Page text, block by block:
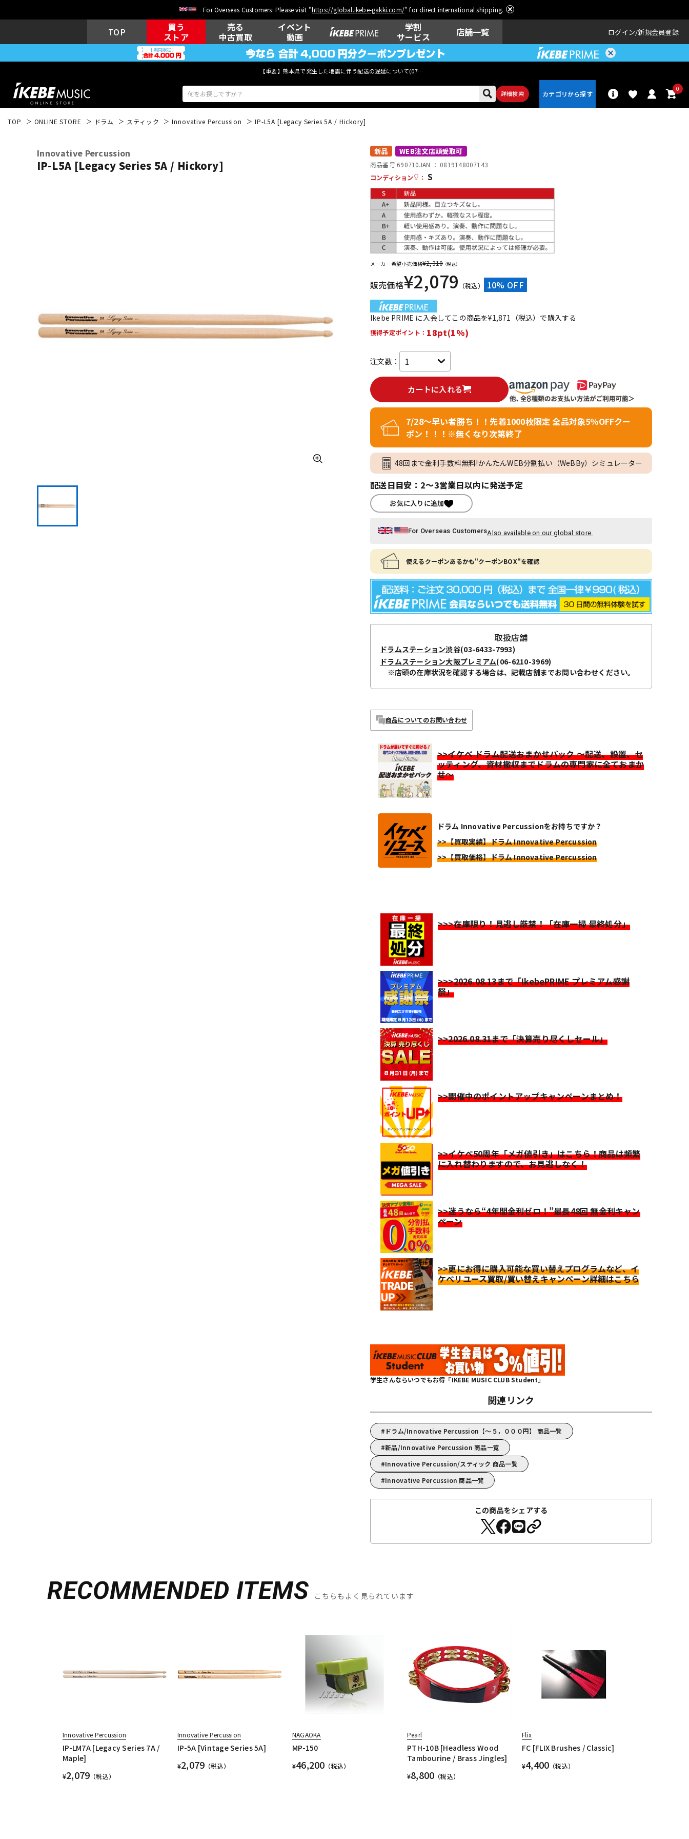
For Overseas Customers: Please visit "https://global.ikebe-gakki.com/" for direct international shipping.
TOP
買う
ストア
売る
中古買取
イベント
動画
学割
サービス
店舗一覧 ログイン 新規会員登録
【重要】熊本県で発生した地震に伴う配送の遅延について(07月29日
詳細検索
0
ウクレレ
その他楽器
レコーディン
グ機器
配信/ライブ
機器
TOP ONLINE STORE ドラム スティック Innovative Percussion IP-L5A [Legacy Series 5A / Hickory]
Innovative Percussion
IP-L5A [Legacy Series 5A / Hickory]
新品 WEB注文店頭受取可
商品番号 690710JAN ： 0819148007143
コンディション
： S
メーカー希望小売価格¥2,310 （税込）
販売価格¥2,079 （税込） 10% OFF
Ikebe PRIME に入会してこの商品を¥1,871（税込）で購入する
獲得予定ポイント： 18pt(1%)
注文数：
カートに入れる
7/28～早い者勝ち！！先着1000枚限定 全品対象5％OFFクー
ポン！！！※無くなり次第終了
48回まで金利手数料無料!かんたんWEB分割払い（WeBBy）シミュレーター
配送日目安：2～3営業日以内に発送予定
お気に入りに追加
For Overseas CustomersAlso available on our global store.
使えるクーポンあるかも"クーポンBOX"を確認
取扱店舗
ドラムステーション渋谷(03-6433-7993)
ドラムステーション大阪プレミアム(06-6210-3969)
※店頭の在庫状況を確認する場合は、記載店舗までお問い合わせください。
商品についてのお問い合わせ
>>イケベ ドラム配送おまかせパック ～配送、設置、セ
ッティング、資材撤収までドラムの専門家に全ておまか
せ～
ドラム Innovative Percussionをお持ちですか？
>>【買取実績】ドラム Innovative Percussion
>>【買取価格】ドラム Innovative Percussion
>>>在庫限り！見逃し厳禁！「在庫一掃 最終処分」
>>>2026.08.13まで「IkebePRIME プレミアム感謝
祭」
>>2026.08.31まで「決算売り尽くしセール」
>>開催中のポイントアップキャンペーンまとめ！
>>イケベ50周年「メガ値引き」はこちら！商品は頻繁
に入れ替わりますので、お見逃しなく！
>>迷うなら“4年間金利ゼロ！”最長48回 無金利キャン
ペーン
>>更にお得に購入可能な買い替えプログラムなど、イ
ケベリユース買取/買い替えキャンペーン詳細はこちら
学生さんならいつでもお得『IKEBE MUSIC CLUB Student』
関連リンク
ドラム/Innovative Percussion【～５，０００円】 商品一覧
新品/Innovative Percussion 商品一覧
Innovative Percussion/スティック 商品一覧
Innovative Percussion 商品一覧
この商品をシェアする
RECOMMENDED ITEMS こちらもよく見られています
Innovative Percussion
IP-LM7A [Legacy Series 7A /
Maple]
¥2,079 （税込）
Innovative Percussion
IP-5A [Vintage Series 5A]
¥2,079 （税込）
NAGAOKA
MP-150
¥46,200 （税込）
Pearl
PTH-10B [Headless Wood
Tambourine / Brass Jingles]
¥8,800 （税込）
Flix
FC [FLIX Brushes / Classic]
¥4,400 （税込）